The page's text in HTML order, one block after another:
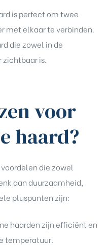
is perfect om twee
met elkaar te verbinden.
die zowel in de
zichtbaar is.
voor
haard?
die zowel
aan duurzaamheid,
pluspunten zijn:
haarden zijn efficiënt en
temperatuur.